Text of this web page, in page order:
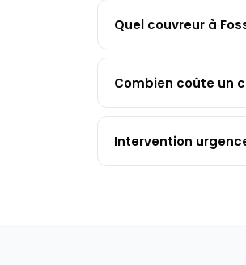
Quel couvreur à
Combien coûte un
Intervention